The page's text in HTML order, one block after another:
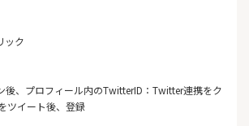
ック
後、プロフィール内のTwitterID：Twitter連携をク
ツイート後、登録